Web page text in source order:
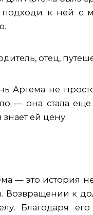
к ней с
отец,
Артема не
— она стала
ей цену.
— это история
Возвращении к
Благодаря